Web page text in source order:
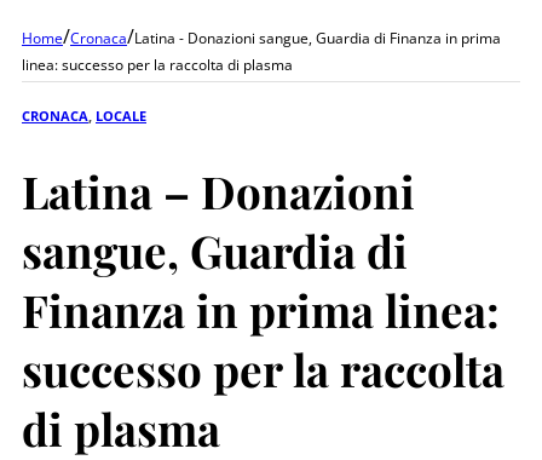
Home/Cronaca/Latina - Donazioni sangue, Guardia di Finanza in prima
linea: successo per la raccolta di plasma
CRONACA LOCALE
Latina – Donazioni
sangue, Guardia di
Finanza in prima linea:
successo per la raccolta
di plasma